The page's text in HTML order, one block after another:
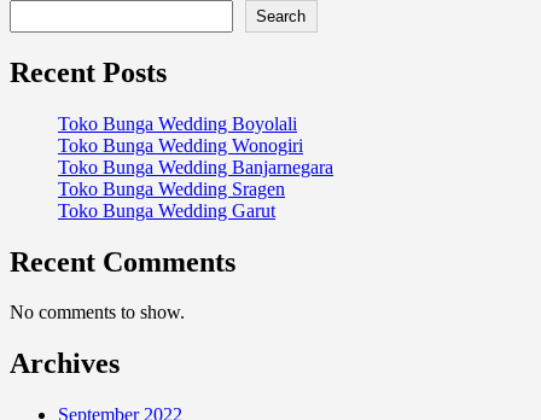
Search
Recent Posts
Toko Bunga Wedding Boyolali
Toko Bunga Wedding Wonogiri
Toko Bunga Wedding Banjarnegara
Toko Bunga Wedding Sragen
Toko Bunga Wedding Garut
Recent Comments
No comments to show.
Archives
September 2022